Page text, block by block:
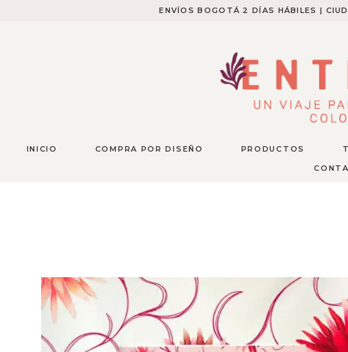
ENVÍOS BOGOTÁ 2 DÍAS HÁBILES |
INICIO COMPRA POR DISEÑO PRODUCTOS